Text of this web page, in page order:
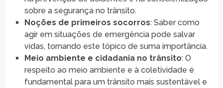
sobre a segurança no trânsito.
Noções de primeiros socorros: Saber como
agir em situações de emergência pode salvar
vidas, tornando este tópico de suma importância.
Meio ambiente e cidadania no trânsito: O
respeito ao meio ambiente e à coletividade é
fundamental para um trânsito mais sustentável e